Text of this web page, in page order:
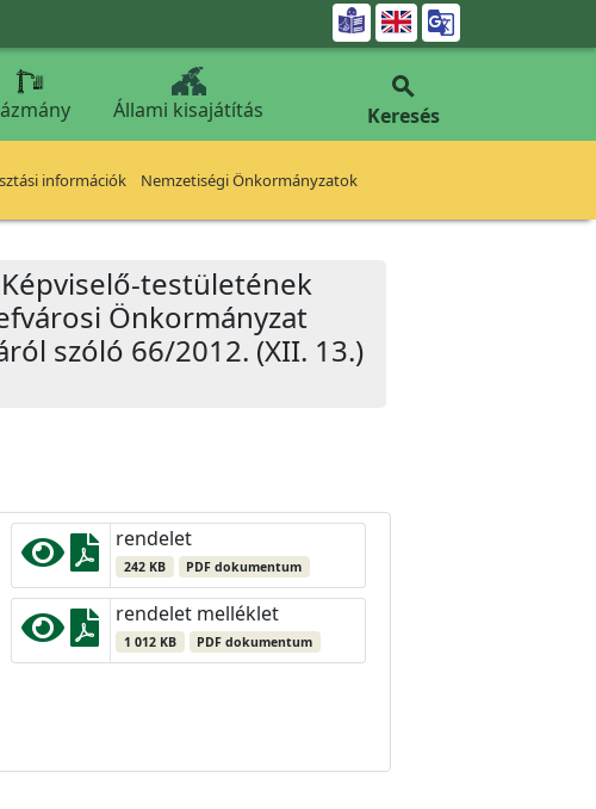

Állami kisajátítás

Keresés
információk Nemzetiségi Önkormányzatok
testületének
Önkormányzat
szóló 66/2012. (XII. 13.)
rendelet
242 KB PDF dokumentum
rendelet melléklet
1 012 KB PDF dokumentum